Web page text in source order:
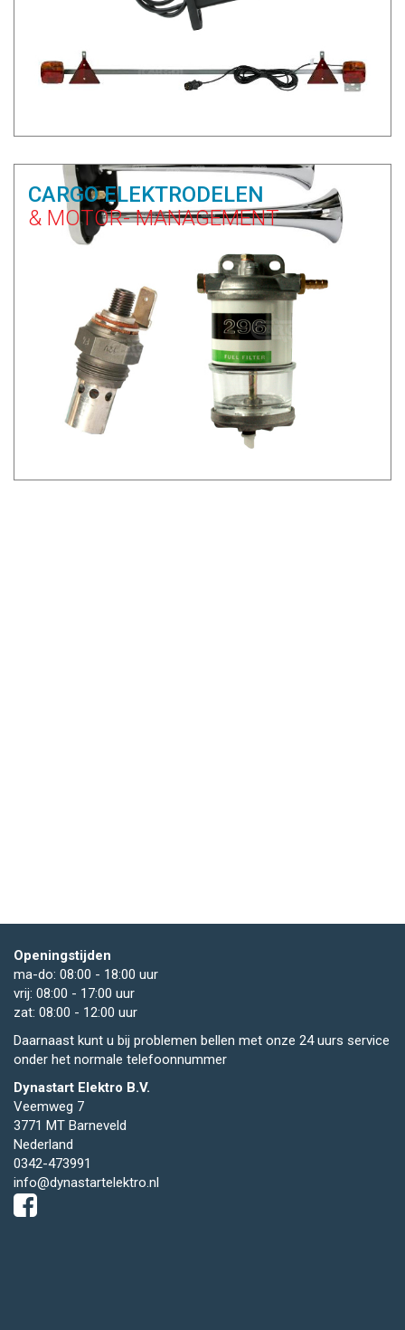
CARGO ELEKTRODELEN
& MOTOR- MANAGEMENT
Openingstijden
ma-do: 08:00 - 18:00 uur
vrij: 08:00 - 17:00 uur
zat: 08:00 - 12:00 uur
Daarnaast kunt u bij problemen bellen met onze 24 uurs service
onder het normale telefoonnummer
Dynastart Elektro B.V.
Veemweg 7
3771 MT Barneveld
Nederland
0342-473991
info@dynastartelektro.nl